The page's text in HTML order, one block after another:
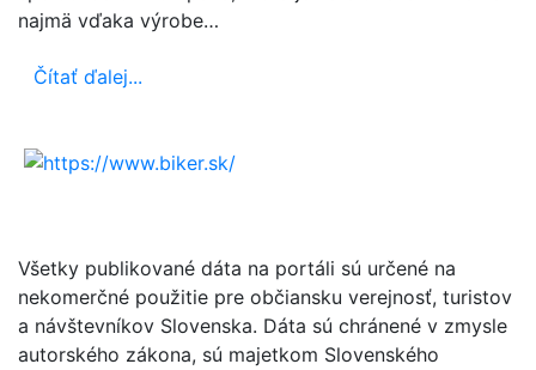
najmä vďaka výrobe…
Čítať ďalej...
Všetky publikované dáta na portáli sú určené na
nekomerčné použitie pre občiansku verejnosť, turistov
a návštevníkov Slovenska. Dáta sú chránené v zmysle
autorského zákona, sú majetkom Slovenského